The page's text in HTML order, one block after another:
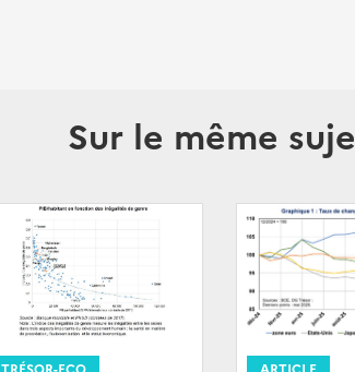
Sur le même